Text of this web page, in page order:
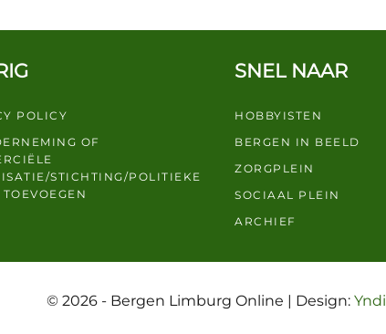
POLICY
OF
STICHTING/POLITIEKE
SNEL NAAR
HOBBYISTEN
BERGEN IN BEELD
ZORGPLEIN
SOCIAAL PLEIN
ARCHIEF
© 2026 - Bergen Limburg Online | Design: Yndi